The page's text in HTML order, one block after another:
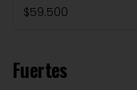
$59.500
Fuertes